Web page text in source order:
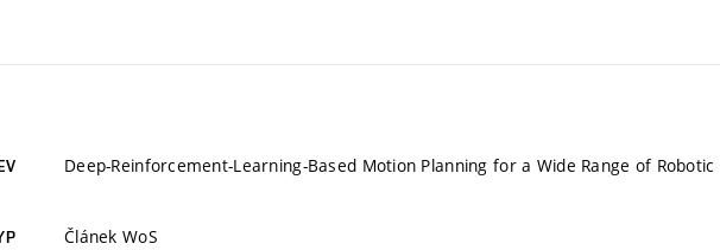
Deep-Reinforcement-Learning-Based Motion Planning for a Wide Range of
Článek WoS